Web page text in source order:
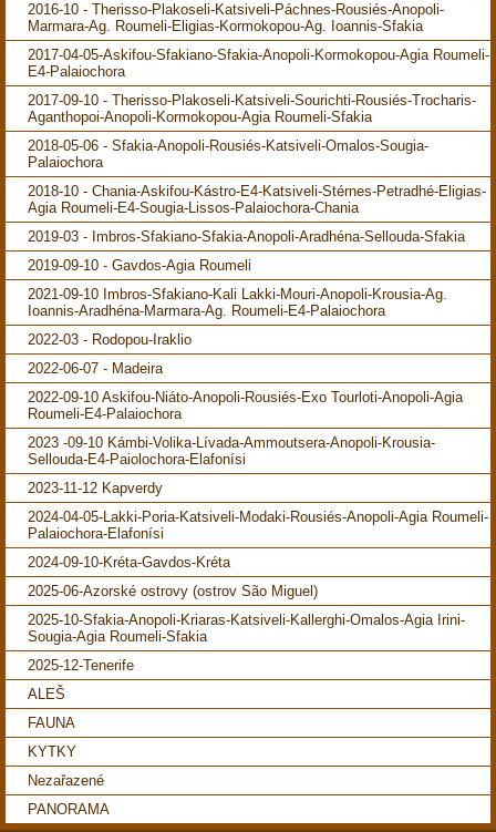
2016-10 - Therisso-Plakoseli-Katsiveli-Páchnes-Rousiés-Anopoli-
Marmara-Ag. Roumeli-Eligias-Kormokopou-Ag. Ioannis-Sfakia
2017-04-05-Askifou-Sfakiano-Sfakia-Anopoli-Kormokopou-Agia Roumeli-
E4-Palaiochora
2017-09-10 - Therisso-Plakoseli-Katsiveli-Sourichti-Rousiés-Trocharis-
Aganthopoi-Anopoli-Kormokopou-Agia Roumeli-Sfakia
2018-05-06 - Sfakia-Anopoli-Rousiés-Katsiveli-Omalos-Sougia-
Palaiochora
2018-10 - Chania-Askifou-Kástro-E4-Katsiveli-Stérnes-Petradhé-Eligias-
Agia Roumeli-E4-Sougia-Lissos-Palaiochora-Chania
2019-03 - Imbros-Sfakiano-Sfakia-Anopoli-Aradhéna-Sellouda-Sfakia
2019-09-10 - Gavdos-Agia Roumeli
2021-09-10 Imbros-Sfakiano-Kali Lakki-Mouri-Anopoli-Krousia-Ag.
Ioannis-Aradhéna-Marmara-Ag. Roumeli-E4-Palaiochora
2022-03 - Rodopou-Iraklio
2022-06-07 - Madeira
2022-09-10 Askifou-Niáto-Anopoli-Rousiés-Exo Tourloti-Anopoli-Agia
Roumeli-E4-Palaiochora
2023 -09-10 Kámbi-Volika-Lívada-Ammoutsera-Anopoli-Krousia-
Sellouda-E4-Paiolochora-Elafonísi
2023-11-12 Kapverdy
2024-04-05-Lakki-Poria-Katsiveli-Modaki-Rousiés-Anopoli-Agia Roumeli-
Palaiochora-Elafonísi
2024-09-10-Kréta-Gavdos-Kréta
2025-06-Azorské ostrovy (ostrov São Miguel)
2025-10-Sfakia-Anopoli-Kriaras-Katsiveli-Kallerghi-Omalos-Agia Irini-
Sougia-Agia Roumeli-Sfakia
2025-12-Tenerife
ALEŠ
FAUNA
KYTKY
Nezařazené
PANORAMA